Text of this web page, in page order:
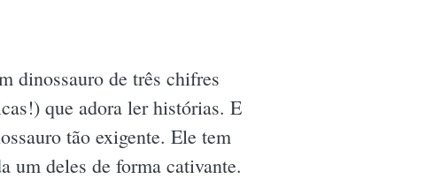
dinossauro de três chifres
que adora ler histórias. E
tão exigente. Ele tem
um deles de forma cativante.